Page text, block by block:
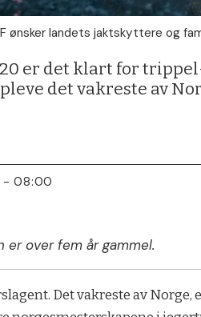
ønsker landets jaktskyttere og
er det klart for
det vakreste av
- 08:00
er over fem år gammel.
Det vakreste av